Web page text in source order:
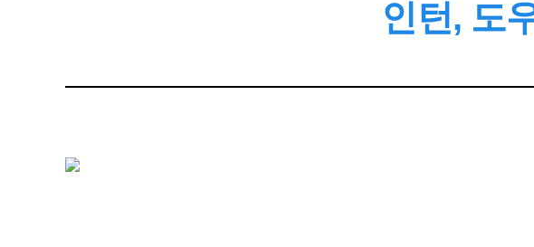
인턴, 도